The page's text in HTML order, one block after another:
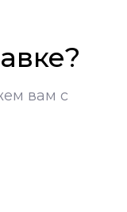
вам с